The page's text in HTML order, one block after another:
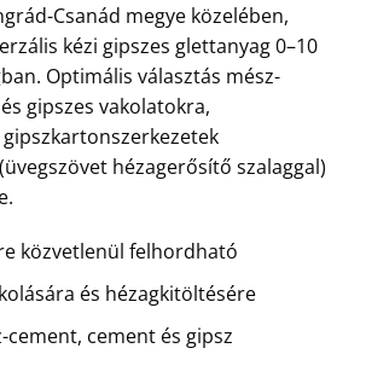
Csanád megye közelében,
kézi gipszes glettanyag 0–10
Optimális választás mész-
gipszes vakolatokra,
hézagerősítő szalaggal)
közvetlenül felhordható
és hézagkitöltésére
cement, cement és gipsz